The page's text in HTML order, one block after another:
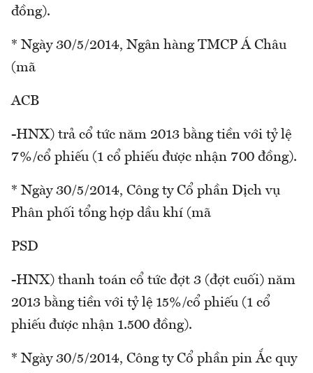
đồng).
* Ngày 30/5/2014, Ngân hàng TMCP Á Châu
(mã
ACB
-HNX) trả cổ tức năm 2013 bằng tiền với tỷ lệ
7%/cổ phiếu (1 cổ phiếu được nhận 700 đồng).
* Ngày 30/5/2014, Công ty Cổ phần Dịch vụ
Phân phối tổng hợp dầu khí (mã
PSD
-HNX) thanh toán cổ tức đợt 3 (đợt cuối) năm
2013 bằng tiền với tỷ lệ 15%/cổ phiếu (1 cổ
phiếu được nhận 1.500 đồng).
* Ngày 30/5/2014, Công ty Cổ phần pin Ắc quy